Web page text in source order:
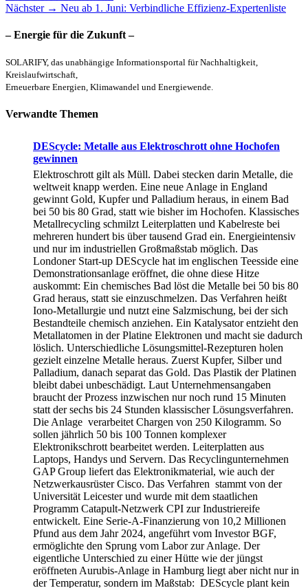
Nächster → Nächster
Neu ab 1. Juni: Verbindliche Effizienz-Expertenliste
– Energie für die Zukunft –
SOLARIFY, das unabhängige Informationsportal für Nachhaltigkeit,
Kreislaufwirtschaft,
Erneuerbare Energien, Klimawandel und Energiewende.
Verwandte Themen
DEScycle: Metalle aus Elektroschrott ohne Hochofen
gewinnen
Elektroschrott gilt als Müll. Dabei stecken darin Metalle, die
weltweit knapp werden. Eine neue Anlage in England
gewinnt Gold, Kupfer und Palladium heraus, in einem Bad
bei 50 bis 80 Grad, statt wie bisher im Hochofen. Klassisches
Metallrecycling schmilzt Leiterplatten und Kabelreste bei
mehreren hundert bis über tausend Grad ein. Energieintensiv
und nur im industriellen Großmaßstab möglich. Das
Londoner Start-up DEScycle hat im englischen Teesside eine
Demonstrationsanlage eröffnet, die ohne diese Hitze
auskommt: Ein chemisches Bad löst die Metalle bei 50 bis 80
Grad heraus, statt sie einzuschmelzen. Das Verfahren heißt
Iono-Metallurgie und nutzt eine Salzmischung, bei der sich
Bestandteile chemisch anziehen. Ein Katalysator entzieht den
Metallatomen in der Platine Elektronen und macht sie dadurch
löslich. Unterschiedliche Lösungsmittel-Rezepturen holen
gezielt einzelne Metalle heraus. Zuerst Kupfer, Silber und
Palladium, danach separat das Gold. Das Plastik der Platinen
bleibt dabei unbeschädigt. Laut Unternehmensangaben
braucht der Prozess inzwischen nur noch rund 15 Minuten
statt der sechs bis 24 Stunden klassischer Lösungsverfahren.
Die Anlage verarbeitet Chargen von 250 Kilogramm. So
sollen jährlich 50 bis 100 Tonnen komplexer
Elektronikschrott bearbeitet werden. Leiterplatten aus
Laptops, Handys und Servern. Das Recyclingunternehmen
GAP Group liefert das Elektronikmaterial, wie auch der
Netzwerkausrüster Cisco. Das Verfahren stammt von der
Universität Leicester und wurde mit dem staatlichen
Programm Catapult-Netzwerk CPI zur Industriereife
entwickelt. Eine Serie-A-Finanzierung von 10,2 Millionen
Pfund aus dem Jahr 2024, angeführt vom Investor BGF,
ermöglichte den Sprung vom Labor zur Anlage. Der
eigentliche Unterschied zu einer Hütte wie der jüngst
eröffneten Aurubis-Anlage in Hamburg liegt aber nicht nur in
der Temperatur, sondern im Maßstab: DEScycle plant kein